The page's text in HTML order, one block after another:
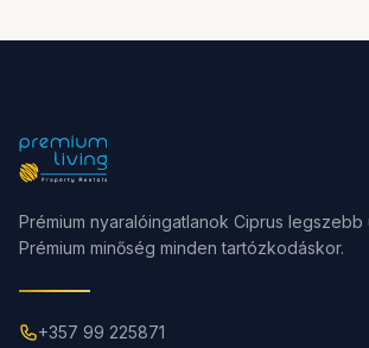
Prémium nyaralóingatlanok Ciprus legszebb
Prémium minőség minden tartózkodáskor.
+357 99 225871